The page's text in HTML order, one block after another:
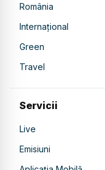
România
Internațional
Green
Travel
Servicii
Live
Emisiuni